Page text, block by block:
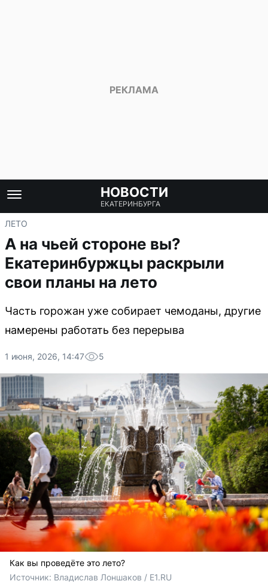
НОВОСТИ
ЕКАТЕРИНБУРГА
ЛЕТО
А на чьей стороне вы?
Екатеринбуржцы раскрыли
свои планы на лето
Часть горожан уже собирает чемоданы, другие
намерены работать без перерыва
1 июня, 2026, 14:47 5
Как вы проведёте это лето?
Источник: Владислав Лоншаков / E1.RU